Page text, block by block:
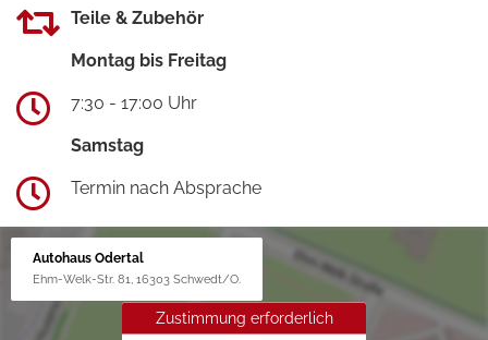
Teile & Zubehör
Montag bis Freitag
7:30 - 17:00 Uhr
Samstag
Termin nach Absprache
Autohaus Odertal
Ehm-Welk-Str. 81, 16303 Schwedt/O.
Zustimmung erforderlich